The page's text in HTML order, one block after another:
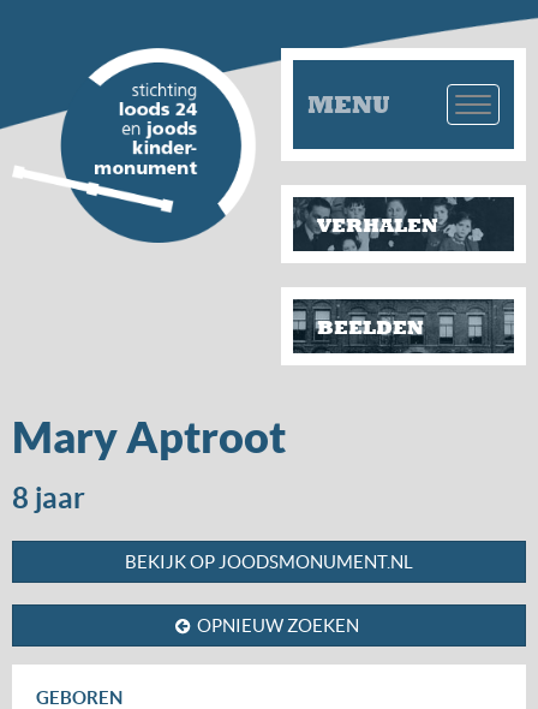
MENU
VERHALEN
BEELDEN
Mary Aptroot
8 jaar
BEKIJK OP JOODSMONUMENT.NL
OPNIEUW ZOEKEN
GEBOREN